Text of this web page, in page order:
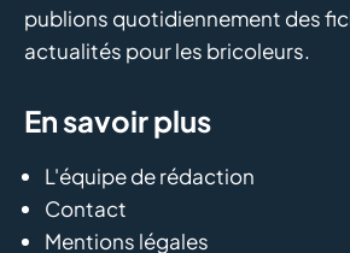
publions quotidiennement des
actualités pour les bricoleurs.
En savoir plus
L'équipe de rédaction
Contact
Mentions légales